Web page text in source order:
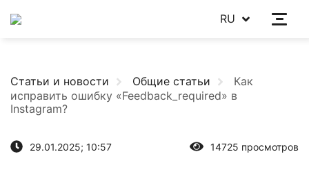
RU
Статьи и новости Общие статьи
Как
исправить ошибку «Feedback_required» в
Instagram?
29.01.2025; 10:57 14725 просмотров